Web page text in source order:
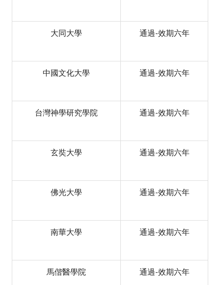
大同大學 通過-效期六年
中國文化大學 通過-效期六年
台灣神學研究學院 通過-效期六年
玄奘大學 通過-效期六年
佛光大學 通過-效期六年
南華大學 通過-效期六年
馬偕醫學院 通過-效期六年